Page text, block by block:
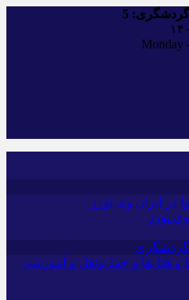
گردشگری:
در ایران وی تورز
تورز
گردشگری
و هتل‌ها و حمل‌و‌نقل و آموزشی